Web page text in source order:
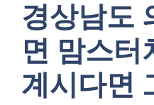
경상남도
면 맘스터
계시다면